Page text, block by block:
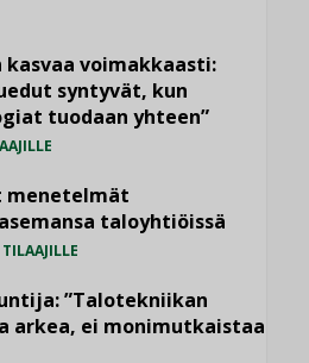
kasvaa voimakkaasti:
syntyvät, kun
tuodaan yhteen”
menetelmät
taloyhtiöissä
TILAAJILLE
”Talotekniikan
arkea, ei monimutkaistaa